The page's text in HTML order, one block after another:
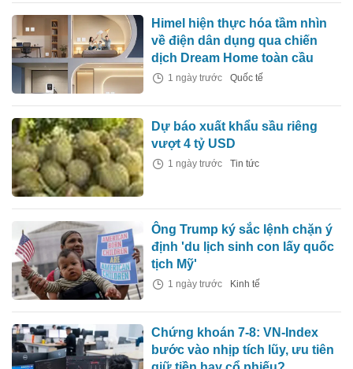
Himel hiện thực hóa tầm nhìn
về điện dân dụng qua chiến
dịch Dream Home toàn cầu
1 ngày trước Quốc tế
Dự báo xuất khẩu sầu riêng
vượt 4 tỷ USD
1 ngày trước Tin tức
Ông Trump ký sắc lệnh chặn ý
định 'du lịch sinh con lấy quốc
tịch Mỹ'
1 ngày trước Kinh tế
Chứng khoán 7-8: VN-Index
bước vào nhịp tích lũy, ưu tiên